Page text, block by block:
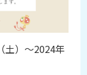
のとおりとさ
土）～2024年